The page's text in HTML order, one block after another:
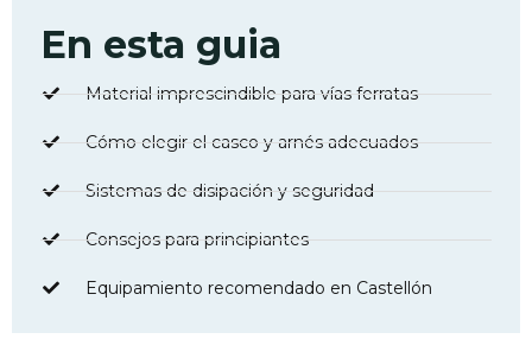
En esta guia
Material imprescindible para vías ferratas
Cómo elegir el casco y arnés adecuados
Sistemas de disipación y seguridad
Consejos para principiantes
Equipamiento recomendado en Castellón